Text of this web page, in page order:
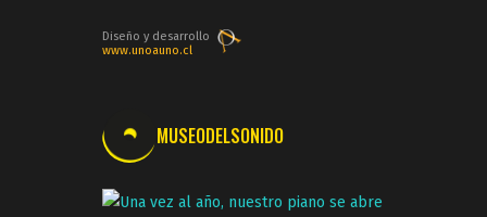
Diseño y desarrollo
www.unoauno.cl
MUSEODELSONIDO